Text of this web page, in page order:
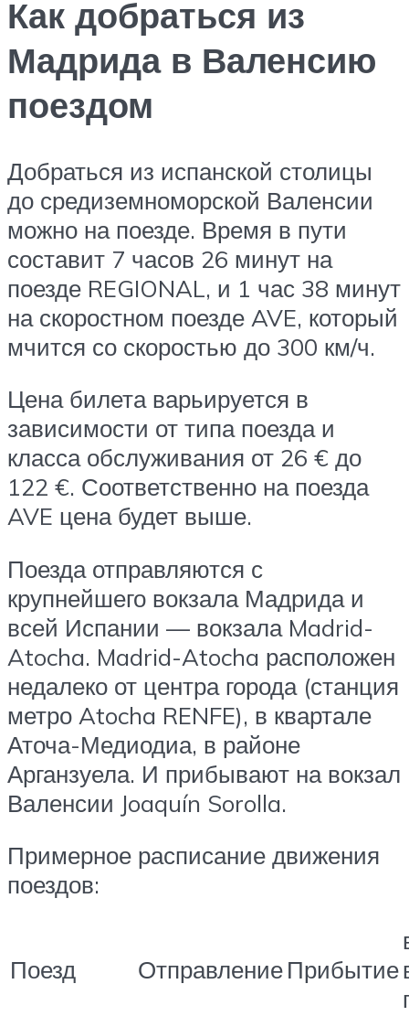
Как добраться из
Мадрида в Валенсию
поездом
Добраться из испанской столицы
до средиземноморской Валенсии
можно на поезде. Время в пути
составит 7 часов 26 минут на
поезде REGIONAL, и 1 час 38 минут
на скоростном поезде AVE, который
мчится со скоростью до 300 км/ч.
Цена билета варьируется в
зависимости от типа поезда и
класса обслуживания от 26 € до
122 €. Соответственно на поезда
AVE цена будет выше.
Поезда отправляются с
крупнейшего вокзала Мадрида и
всей Испании — вокзала Madrid-
Atocha. Madrid-Atocha расположен
недалеко от центра города (станция
метро Atocha RENFE), в квартале
Аточа-Медиодиа, в районе
Арганзуела. И прибывают на вокзал
Валенсии Joaquín Sorolla.
Примерное расписание движения
поездов:
Поезд ОтправлениеПрибытие